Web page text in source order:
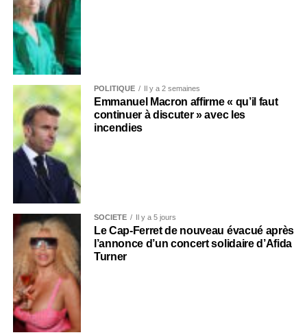
POLITIQUE Il y a 2 semaines
Emmanuel Macron affirme « qu’il faut
continuer à discuter » avec les
incendies
SOCIÉTÉ Il y a 5 jours
Le Cap-Ferret de nouveau évacué après
l’annonce d’un concert solidaire d’Afida
Turner